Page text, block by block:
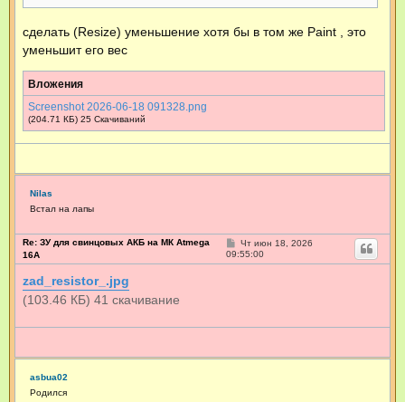
сделать (Resize) уменьшение хотя бы в том же Paint , это
уменьшит его вес
Вложения
Screenshot 2026-06-18 091328.png
(204.71 КБ) 25 Скачиваний
Nilas
Встал на лапы
Re: ЗУ для свинцовых АКБ на МК Atmega
16А
С
о
о
е
Чт июн 18, 2026
09:55:00
zad_resistor_.jpg
(103.46 КБ) 41 скачивание
asbua02
Родился